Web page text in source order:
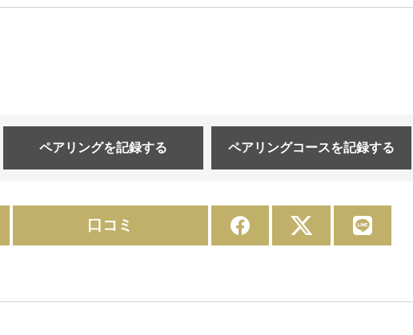
ペアリングを記録する ペアリングコースを記録する
口コミ